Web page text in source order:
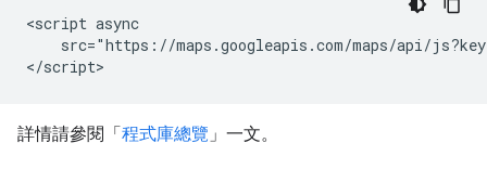
<script async
src="https://maps.googleapis.com/maps/api/
</script>
詳情請參閱「程式庫總覽 」一文。